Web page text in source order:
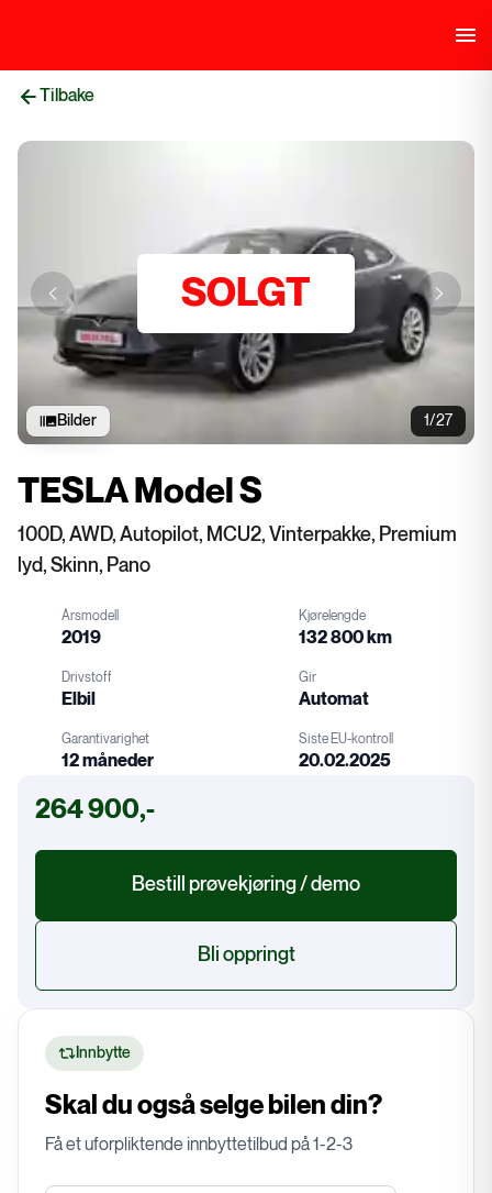
Tilbake
SOLGT
Previous slide Next
1/27
Bilder
TESLA Model S
100D, AWD, Autopilot, MCU2, Vinterpakke, Premium
lyd, Skinn, Pano
Årsmodell
2019
Kjørelengde
132 800 km
Drivstoff
Drivstoff
Elbil
Gir
Automat
Garantivarighet
12 måneder
Siste EU-kontroll
20.02.2025
264 900,-
Bestill prøvekjøring / demo
Bli oppringt
Innbytte
Skal du også selge bilen din?
Få et uforpliktende innbyttetilbud på 1-2-3